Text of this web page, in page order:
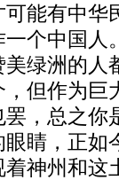
能有中华
一个中国
美绿洲的
但作为巨
，总之你
睛，正如
神州和这